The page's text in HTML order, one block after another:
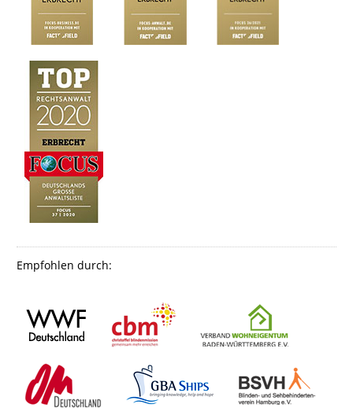
Empfohlen durch: